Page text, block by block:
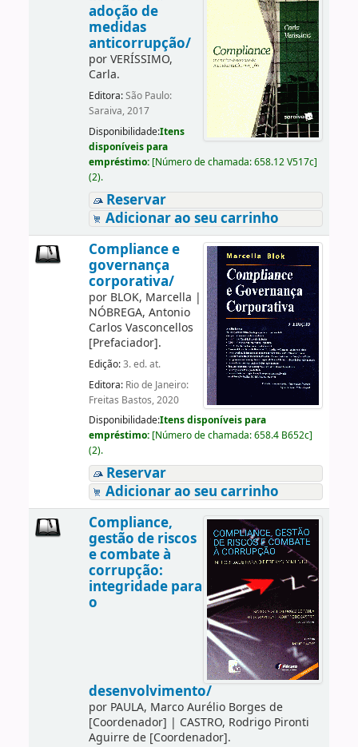
adoção de
medidas
anticorrupção/
porVERÍSSIMO,
Carla.
Editora:São Paulo:
Saraiva, 2017
Disponibilidade:Itens
disponíveis para
empréstimo: [Número de chamada:658.12 V517c]
(2).
Reservar
Adicionar ao seu carrinho
Compliance e
governança
corporativa/
por BLOK, Marcella |
NÓBREGA, Antonio
Carlos Vasconcellos
[Prefaciador].
Edição:3. ed. at.
Editora: Rio de Janeiro:
Freitas Bastos, 2020
Disponibilidade:Itens disponíveis para
empréstimo: [Número de chamada:658.4 B652c]
(2).
Reservar
Adicionar ao seu carrinho
Compliance,
gestão de riscos
e combate à
corrupção:
integridade para
o
desenvolvimento/
por PAULA, Marco Aurélio Borges de
[Coordenador] | CASTRO, Rodrigo Pironti
Aguirre de[Coordenador].